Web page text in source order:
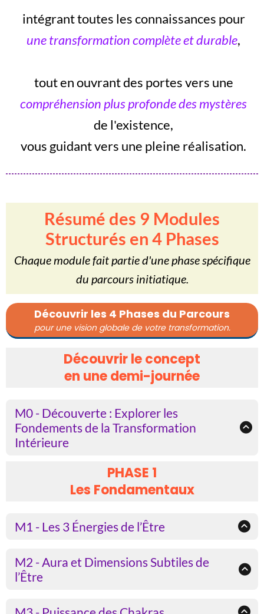
intégrant toutes les connaissances pour
une transformation complète et durable,
tout en ouvrant des portes vers une
compréhension plus profonde des mystères
de l'existence,
vous guidant vers une pleine réalisation.
Résumé des 9 Modules
Structurés en 4 Phases
Chaque module fait partie d'une phase spécifique
du parcours initiatique.
Découvrir les 4 Phases du Parcours
pour une vision globale de votre transformation.
Découvrir le concept
en une demi-journée
M0 - Découverte : Explorer les
Fondements de la Transformation
Intérieure
Introduction aux concepts de l'Alchimie
de la Transmutation Intérieure
Avant de vous engager pleinement dans
ce parcours,
venez explorer les fondements de
l'Alchimie de la Transmutation Intérieure
lors d'une demi-journée de découverte.
PHASE 1
Les Fondamentaux
M1 - Les 3 Énergies de l’Être
Authentiques de Votre Soi Profond
M2 - Aura et Dimensions Subtiles de
l’Être